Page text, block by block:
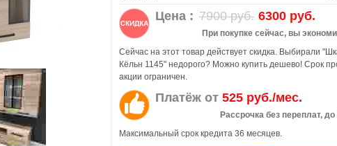
Цена : 7900 руб. 6300 руб.
При покупке сейчас, вы
Сейчас на этот товар действует скидка. Выбирали
Кёльн 1145" недорого? Можно купить дешево! Срок
акции ограничен.
Платёж от 525 руб./мес.
Рассрочка без переплат,
Максимальный срок кредита 36 месяцев.